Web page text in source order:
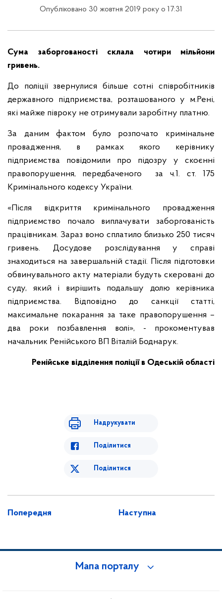
Опубліковано 30 жовтня 2019 року о 17:31
Сума заборгованості склала чотири мільйони
гривень.
До поліції звернулися більше сотні співробітників
державного підприємства, розташованого у м.Рені,
які майже півроку не отримували заробітну платню.
За даним фактом було розпочато кримінальне
провадження, в рамках якого керівнику
підприємства повідомили про підозру у скоєнні
правопорушення, передбаченого за ч.1. ст. 175
Кримінального кодексу України.
«Після відкриття кримінального провадження
підприємство почало виплачувати заборгованість
працівникам. Зараз воно сплатило близько 250 тисяч
гривень. Досудове розслідування у справі
знаходиться на завершальній стадії. Після підготовки
обвинувального акту матеріали будуть скеровані до
суду, який і вирішить подальшу долю керівника
підприємства. Відповідно до санкції статті,
максимальне покарання за таке правопорушення –
два роки позбавлення волі», - прокоментував
начальник Ренійського ВП Віталій Боднарук.
Ренійське відділення поліції в Одеській області
Надрукувати
Поділитися
Поділитися
Попередня Наступна
Мапа порталу